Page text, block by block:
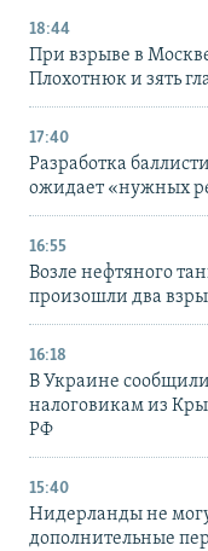
18:44
При взрыве в
Плохотнюк и зять
17:40
Разработка
ожидает «нужных
16:55
Возле нефтяного
произошли два
16:18
В Украине
налоговикам из
РФ
15:40
Нидерланды не
дополнительные